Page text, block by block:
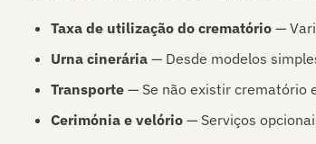
Taxa de utilização do crematório —
Urna cinerária — Desde modelos
Transporte — Se não existir crematório
Cerimónia e velório — Serviços